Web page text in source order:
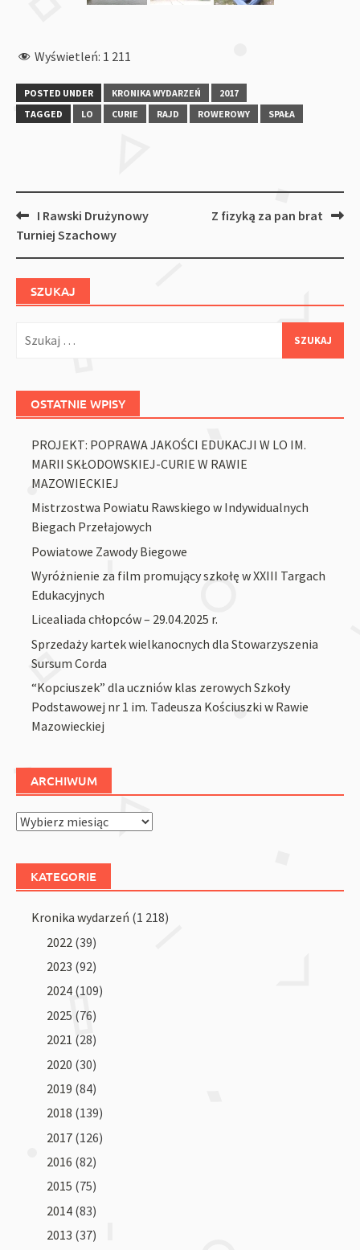
Wyświetleń: 1 211
POSTED UNDER KRONIKA WYDARZEŃ
2017
TAGGED
LO CURIE RAJD ROWEROWY SPAŁA
Post
navigation
I Rawski Drużynowy
Turniej Szachowy
Z fizyką za pan brat
SZUKAJ
OSTATNIE WPISY
PROJEKT: POPRAWA JAKOŚCI EDUKACJI W LO IM.
MARII SKŁODOWSKIEJ-CURIE W RAWIE
MAZOWIECKIEJ
Mistrzostwa Powiatu Rawskiego w Indywidualnych
Biegach Przełajowych
Powiatowe Zawody Biegowe
Wyróżnienie za film promujący szkołę w XXIII Targach
Edukacyjnych
Licealiada chłopców – 29.04.2025 r.
Sprzedaży kartek wielkanocnych dla Stowarzyszenia
Sursum Corda
“Kopciuszek” dla uczniów klas zerowych Szkoły
Podstawowej nr 1 im. Tadeusza Kościuszki w Rawie
Mazowieckiej
ARCHIWUM
Archiwum
KATEGORIE
Kronika wydarzeń (1 218)
2022 (39)
2023 (92)
2024 (109)
2025 (76)
2021 (28)
2020 (30)
2019 (84)
2018 (139)
2017 (126)
2016 (82)
2015 (75)
2014 (83)
2013 (37)